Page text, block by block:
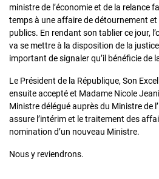
ministre de l’économie et de la relance
temps à une affaire de détournement
publics. En rendant son tablier ce jour,
va se mettre à la disposition de la
important de signaler qu’il bénéficie de
Le Président de la République, Son
ensuite accepté et Madame Nicole
Ministre délégué auprès du Ministre de
assure l’intérim et le traitement des
nomination d’un nouveau Ministre.
Nous y reviendrons.